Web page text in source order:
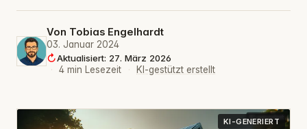
Von Tobias Engelhardt
03. Januar 2024
Aktualisiert: 27. März 2026
·
4 min Lesezeit · KI-gestützt erstellt
KI-GENERIERT